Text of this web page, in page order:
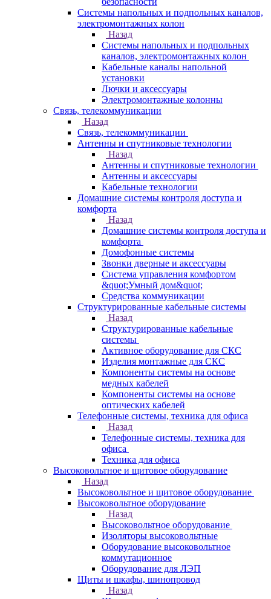
Системы напольных и подпольных каналов,
электромонтажных колон
Назад
Системы напольных и подпольных
каналов, электромонтажных колон
Кабельные каналы напольной
установки
Лючки и аксессуары
Электромонтажные колонны
Связь, телекоммуникации
Назад
Связь, телекоммуникации
Антенны и спутниковые технологии
Назад
Антенны и спутниковые технологии
Антенны и аксессуары
Кабельные технологии
Домашние системы контроля доступа и
комфорта
Назад
Домашние системы контроля доступа и
комфорта
Домофонные системы
Звонки дверные и аксессуары
Система управления комфортом
&quot;Умный дом&quot;
Средства коммуникации
Структурированные кабельные системы
Назад
Структурированные кабельные
системы
Активное оборудование для СКС
Изделия монтажные для СКС
Компоненты системы на основе
медных кабелей
Компоненты системы на основе
оптических кабелей
Телефонные системы, техника для офиса
Назад
Телефонные системы, техника для
офиса
Техника для офиса
Высоковольтное и щитовое оборудование
Назад
Высоковольтное и щитовое оборудование
Высоковольтное оборудование
Назад
Высоковольтное оборудование
Изоляторы высоковольтные
Оборудование высоковольтное
коммутационное
Оборудование для ЛЭП
Щиты и шкафы, шинопровод
Назад